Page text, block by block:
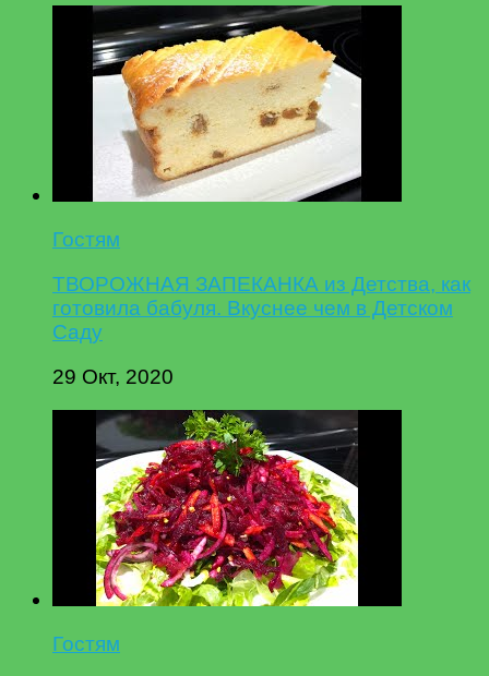
Гостям
ТВОРОЖНАЯ ЗАПЕКАНКА из Детства, как
готовила бабуля. Вкуснее чем в Детском
Саду
29 Окт, 2020
Гостям